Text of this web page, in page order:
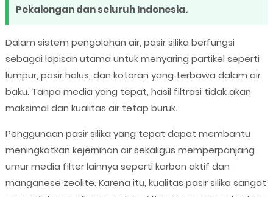
Pekalongan dan seluruh Indonesia.
Dalam sistem pengolahan air, pasir silika berfungsi
sebagai lapisan utama untuk menyaring partikel seperti
lumpur, pasir halus, dan kotoran yang terbawa dalam air
baku. Tanpa media yang tepat, hasil filtrasi tidak akan
maksimal dan kualitas air tetap buruk.
Penggunaan pasir silika yang tepat dapat membantu
meningkatkan kejernihan air sekaligus memperpanjang
umur media filter lainnya seperti karbon aktif dan
manganese zeolite. Karena itu, kualitas pasir silika sangat